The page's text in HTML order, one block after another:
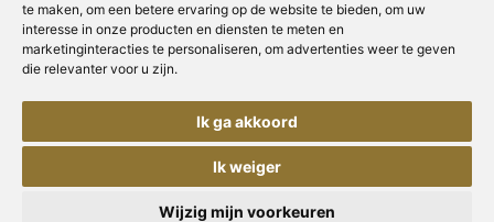
te maken, om een betere ervaring op de website te bieden, om uw
interesse in onze producten en diensten te meten en
marketinginteracties te personaliseren, om advertenties weer te geven
die relevanter voor u zijn.
Ik ga akkoord
Ik weiger
Wijzig mijn voorkeuren
Copyright © Concepts & Companies BV. Alle rechten voorbehouden.